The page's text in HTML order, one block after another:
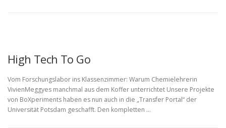
High Tech To Go
Vom Forschungslabor ins Klassenzimmer: Warum Chemielehrerin
VivienMeggyes manchmal aus dem Koffer unterrichtet Unsere Projekte
von BoXperiments haben es nun auch in die „Transfer Portal“ der
Universität Potsdam geschafft. Den kompletten …